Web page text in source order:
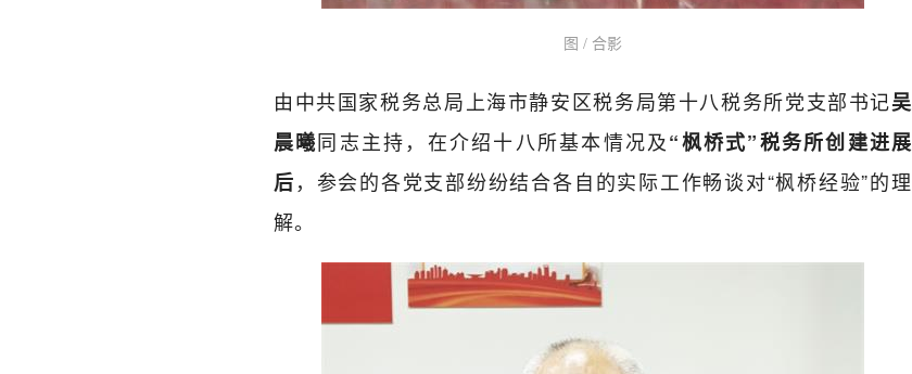
图 / 合影
由中共国家税务总局上海市静安区税务局第十八税务所党支部书记吴
晨曦同志主持，在介绍十八所基本情况及“枫桥式”税务所创建进展
后，参会的各党支部纷纷结合各自的实际工作畅谈对“枫桥经验”的理
解。